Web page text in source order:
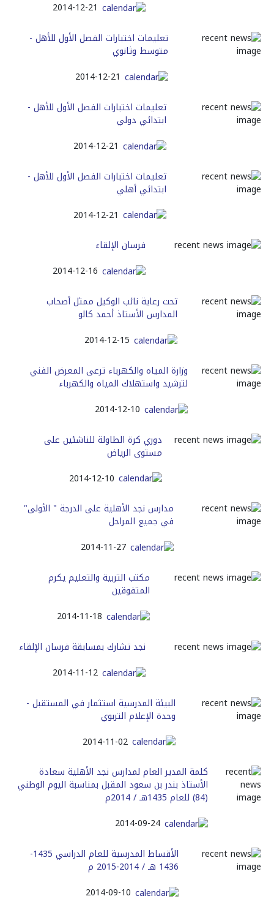
2014-12-21
تعليمات اختبارات الفصل الأول للأهل -
متوسط وثانوي
2014-12-21
تعليمات اختبارات الفصل الأول للأهل -
ابتدائي دولي
2014-12-21
تعليمات اختبارات الفصل الأول للأهل -
ابتدائي أهلي
2014-12-21
فرسان الإلقاء
2014-12-16
تحت رعاية نائب الوكيل ممثل أصحاب
المدارس الأستاذ أحمد كالو
2014-12-15
وزارة المياه والكهرباء ترعى المعرض الفني
لترشيد واستهلاك المياه والكهرباء
2014-12-10
دوري كرة الطاولة للناشئين على
مستوى الرياض
2014-12-10
مدارس نجد الأهلية على الدرجة " الأولى"
في جميع المراحل
2014-11-27
مكتب التربية والتعليم يكرم
المتفوقين
2014-11-18
نجد تشارك بمسابقة فرسان الإلقاء
2014-11-12
البيئة المدرسية استثمار في المستقبل -
وحدة الإعلام التربوي
2014-11-02
كلمة المدير العام لمدارس نجد الأهلية سعادة
الأستاذ بندر بن سعود المقبل بمناسبة اليوم الوطني
(84) للعام 1435هـ / 2014م
2014-09-24
الأقساط المدرسية للعام الدراسي 1435-
1436 هـ / 2014-2015 م
2014-09-10